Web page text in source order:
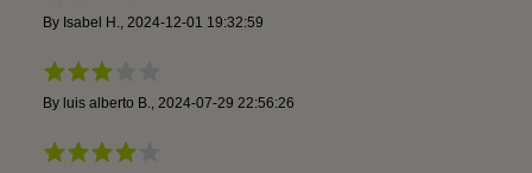
By Isabel H. 2024-12-01 19:32:59
By luis alberto B. 2024-07-29 22:56:26